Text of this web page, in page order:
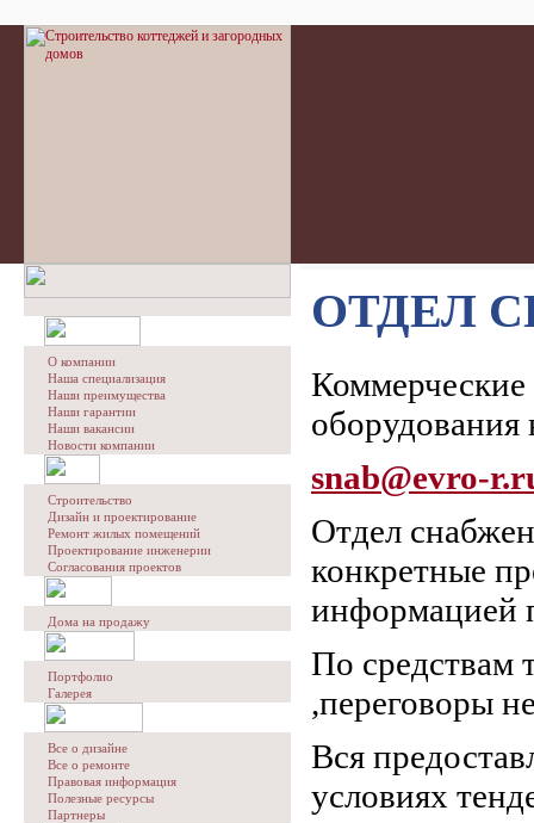
О компании
Наша специализация
Наши преимущества
Наши гарантии
Наши вакансии
Новости компании
Строительство
Дизайн и проектирование
Ремонт жилых помещений
Проектирование инженерии
Согласования проектов
Дома на продажу
Портфолио
Галерея
Все о дизайне
Все о ремонте
Правовая информация
Полезные ресурсы
Партнеры
ОТДЕЛ
Коммерческие
оборудования
snab@evro-
Отдел
конкретные
информацией
По средствам
,переговоры
Вся
условиях